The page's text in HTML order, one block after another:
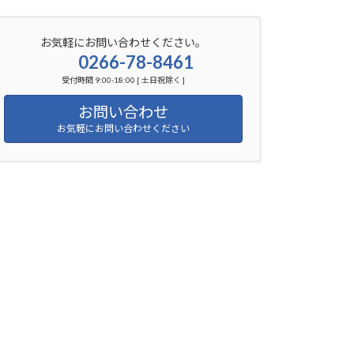
お気軽にお問い合わせください。
0266-78-8461
受付時間 9:00-18:00 [ 土日祝除く ]
お問い合わせ
お気軽にお問い合わせください